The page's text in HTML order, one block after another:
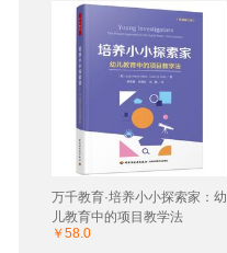
万千教育·培养小小探索家：幼
儿教育中的项目教学法
￥58.0